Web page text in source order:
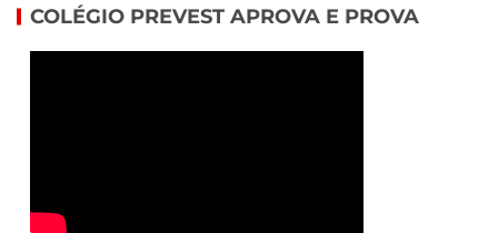
COLÉGIO PREVEST APROVA E PROVA